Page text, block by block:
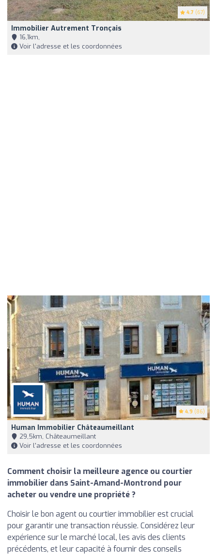
4.7 (67)
Immobilier Autrement Tronçais
16,1km,
Voir l'adresse et les coordonnées
4.9 (86)
Human Immobilier Châteaumeillant
29,5km, Châteaumeillant
Voir l'adresse et les coordonnées
Comment choisir la meilleure agence ou courtier
immobilier dans Saint-Amand-Montrond pour
acheter ou vendre une propriété ?
Choisir le bon agent ou courtier immobilier est crucial
pour garantir une transaction réussie. Considérez leur
expérience sur le marché local, les avis des clients
précédents, et leur capacité à fournir des conseils